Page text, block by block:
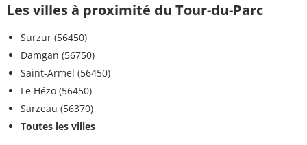
Les villes à proximité du Tour-du-Parc
Surzur (56450)
Damgan (56750)
Saint-Armel (56450)
Le Hézo (56450)
Sarzeau (56370)
Toutes les villes